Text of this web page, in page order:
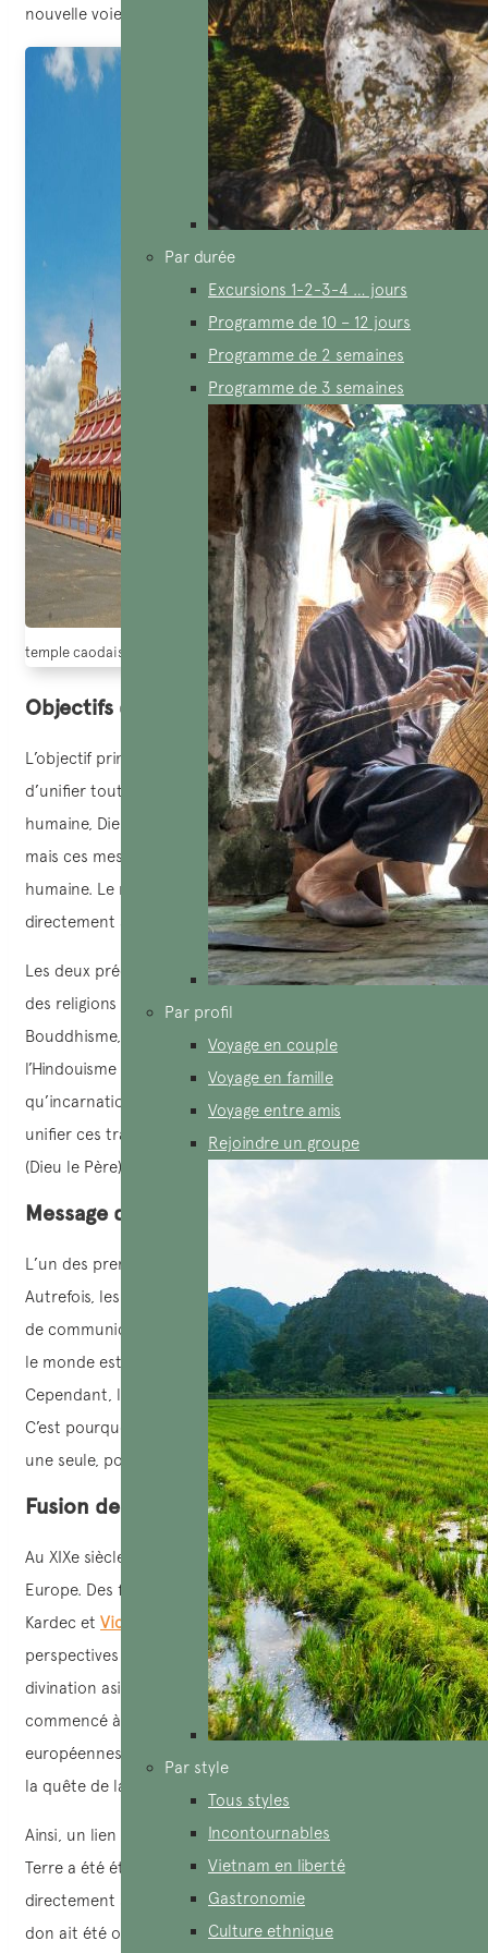
Par durée
Excursions 1-2-3-4 … jours
Programme de 10 – 12 jours
Programme de 2 semaines
Programme de 3 semaines
Par profil
Voyage en couple
Voyage en famille
Voyage entre amis
Rejoindre un groupe
Par style
Tous styles
Incontournables
Vietnam en liberté
Gastronomie
Culture ethnique
nouvelle voie royale pour le salut.
temple caodaiste
Objectifs du troisième pardon universel
L’objectif principal de cette troisième amnistie divine est
d’unifier toutes les religions. Tout au long de l’histoire
humaine, Dieu a révélé sa Vérité à travers divers prophètes,
mais ces messages se sont souvent heurtés à la fragilité
humaine. Le moment est venu pour Dieu de parler
directement à l’humanité.
Les deux précédentes amnisties ont donné naissance à
des religions majeures comme le Confucianisme, le
Bouddhisme, le Taoïsme, le Christianisme, l’Islam,
l’Hindouisme et le Judaïsme. Le Caodaïsme, en tant
qu’incarnation du Troisième Pardon Universel, cherche à
unifier ces traditions. Il est guidé par le vénérable Cao Dai
(Dieu le Père) et d’autres Êtres Divins.
Message d’unité
L’un des premiers messages reçus de Cao Dai disait : «
Autrefois, les peuples du monde manquaient de moyens
de communication et ne se connaissaient pas. Aujourd’hui,
le monde est exploré et l’humanité aspire à la paix.
Cependant, la diversité des religions empêche l’harmonie.
C’est pourquoi j’ai décidé d’unifier toutes les religions en
une seule, pour restaurer l’unité originelle » (1926).
Fusion de traditions
Au XIXe siècle, le spiritisme a ravivé la vie religieuse en
Europe. Des figures comme Madame Blavatsky, Allan
Kardec et Victor Hugo
ont ouvert de nouvelles
perspectives religieuses. Au Vietnam, les traditions de
divination asiatique et de médiumnité taoïste ont
commencé à se mélanger avec les traditions spiritistes
européennes. Cette fusion a permis un bond évolutif dans
la quête de la spiritualité humaine.
Ainsi, un lien fort de communication entre le Ciel et la
Terre a été établi, permettant à Dieu d’apporter
directement son Troisième Pardon Universel. Bien que ce
don ait été offert à la nation vietnamienne, il est destiné à